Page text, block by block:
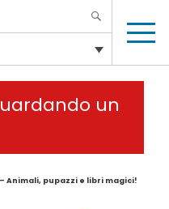
un
Animali, pupazzi e libri magici!